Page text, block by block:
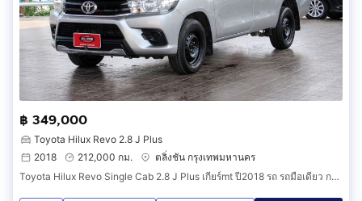
฿ 349,000
Toyota Hilux Revo 2.8 J Plus
2018
212,000 กม.
ตลิ่งชัน กรุงเทพมหานคร
Toyota Hilux Revo Single Cab 2.8 J Plus เกียร์mt ปี2018 รถ รถมือเดียว กระบะตอนเดียวสวยๆ